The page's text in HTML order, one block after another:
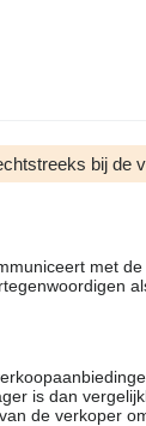
bij de
met
is dan
de verkoper